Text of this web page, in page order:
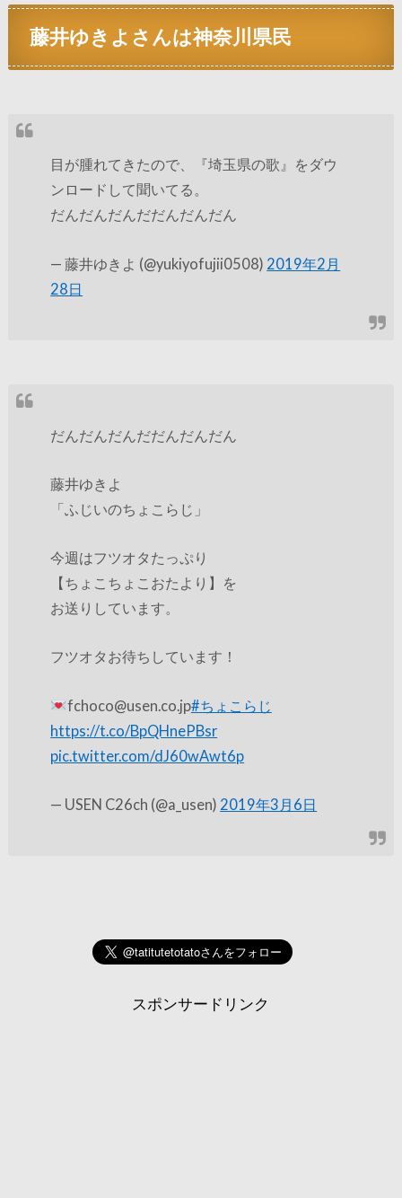
藤井ゆきよさんは神奈川県民
目が腫れてきたので、『埼玉県の歌』をダウ
ンロードして聞いてる。
だんだんだんだだんだんだん
— 藤井ゆきよ (@yukiyofujii0508) 2019年2月
28日
だんだんだんだだんだんだん
藤井ゆきよ
「ふじいのちょこらじ」
今週はフツオタたっぷり
【ちょこちょこおたより】を
お送りしています。
フツオタお待ちしています！
fchoco@usen.co.jp#ちょこらじ
https://t.co/BpQHnePBsr
pic.twitter.com/dJ60wAwt6p
— USEN C26ch (@a_usen) 2019年3月6日
スポンサードリンク